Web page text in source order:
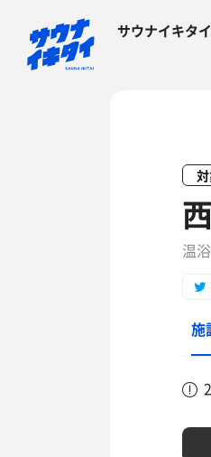
サウナイキタ
温
施